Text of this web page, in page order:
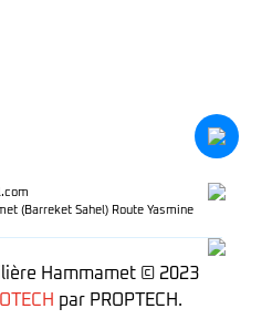
(Barreket Sahel) Route Yasmine
Hammamet © 2023
par PROPTECH.